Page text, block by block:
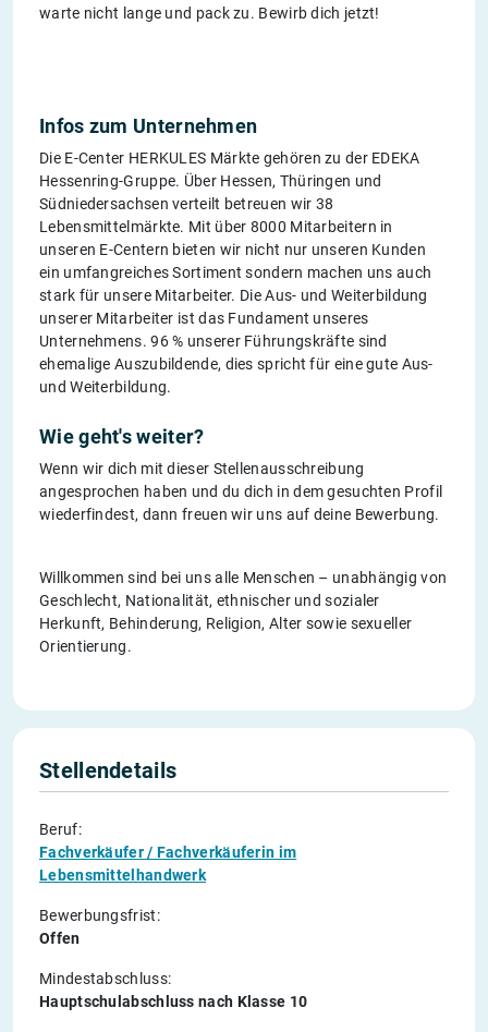
warte nicht lange und pack zu. Bewirb dich jetzt!
Infos zum Unternehmen
Die E-Center HERKULES Märkte gehören zu der EDEKA
Hessenring-Gruppe. Über Hessen, Thüringen und
Südniedersachsen verteilt betreuen wir 38
Lebensmittelmärkte. Mit über 8000 Mitarbeitern in
unseren E-Centern bieten wir nicht nur unseren Kunden
ein umfangreiches Sortiment sondern machen uns auch
stark für unsere Mitarbeiter. Die Aus- und Weiterbildung
unserer Mitarbeiter ist das Fundament unseres
Unternehmens. 96 % unserer Führungskräfte sind
ehemalige Auszubildende, dies spricht für eine gute Aus-
und Weiterbildung.
Wie geht's weiter?
Wenn wir dich mit dieser Stellenausschreibung
angesprochen haben und du dich in dem gesuchten Profil
wiederfindest, dann freuen wir uns auf deine Bewerbung.
Willkommen sind bei uns alle Menschen – unabhängig von
Geschlecht, Nationalität, ethnischer und sozialer
Herkunft, Behinderung, Religion, Alter sowie sexueller
Orientierung.
Stellendetails
Beruf:
Fachverkäufer / Fachverkäuferin im
Lebensmittelhandwerk
Bewerbungsfrist:
Offen
Mindestabschluss:
Hauptschulabschluss nach Klasse 10